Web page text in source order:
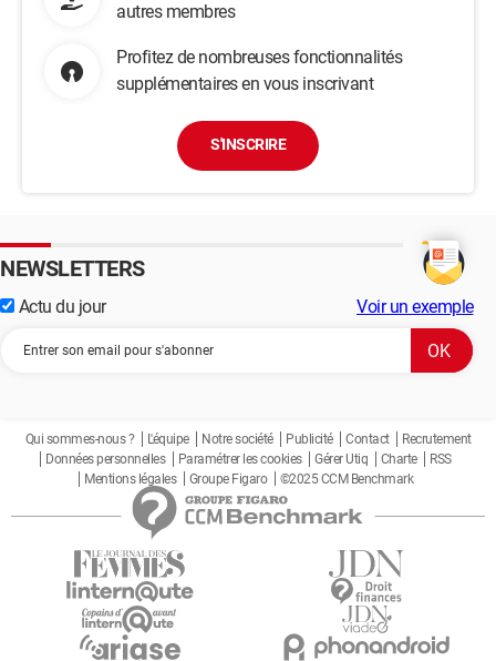
autres membres
Profitez de nombreuses fonctionnalités
supplémentaires en vous inscrivant
S'INSCRIRE
NEWSLETTERS
Actu du jour Voir un exemple
Qui sommes-nous ? L'équipe Notre société Publicité Contact
Recrutement
Données personnelles
Paramétrer les cookies Gérer Utiq Charte
RSS
Mentions légales
Groupe Figaro ©2025 CCM Benchmark